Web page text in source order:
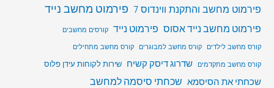
פירמוט מחשב והתקנת ווינדוס 7
פירמוט מחשב נייד
פירמוט מחשב נייד אסוס פירמוט נייד קורסים מחשבים
קורס מחשב לילדים
קורס מחשב למבוגרים
קורס מחשב מתחילים
קורס מחשב מתקדמים
שדרוג דיסק קשיח שירות לקוחות עידן פלוס
שכחתי את הסיסמא שכחתי סיסמה למחשב